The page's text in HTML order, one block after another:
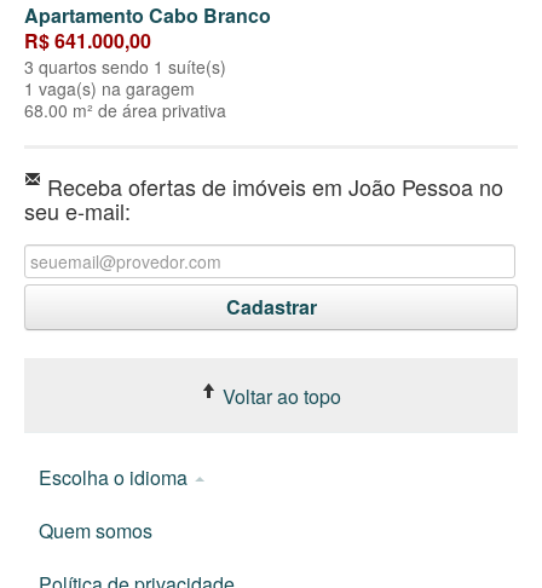
Apartamento Cabo Branco
R$ 641.000,00
3 quartos sendo 1 suíte(s)
1 vaga(s) na garagem
68.00 m² de área privativa
Receba ofertas de imóveis em João Pessoa no
seu e-mail:
Voltar ao topo
Escolha o idioma
Quem somos